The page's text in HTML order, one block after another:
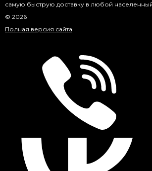
самую быструю доставку в любой
© 2026
Полная версия сайта